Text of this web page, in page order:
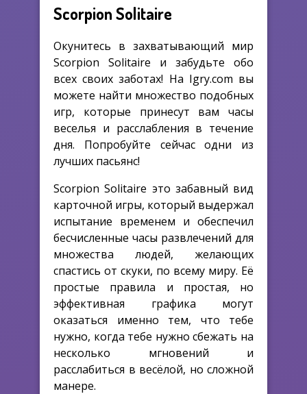
Scorpion Solitaire
Окунитесь в захватывающий мир
Scorpion Solitaire и забудьте обо
всех своих заботах! На Igry.com вы
можете найти множество подобных
игр, которые принесут вам часы
веселья и расслабления в течение
дня. Попробуйте сейчас одни из
лучших пасьянс!
Scorpion Solitaire это забавный вид
карточной игры, который выдержал
испытание временем и обеспечил
бесчисленные часы развлечений для
множества людей, желающих
спастись от скуки, по всему миру. Её
простые правила и простая, но
эффективная графика могут
оказаться именно тем, что тебе
нужно, когда тебе нужно сбежать на
несколько мгновений и
расслабиться в весёлой, но сложной
манере.